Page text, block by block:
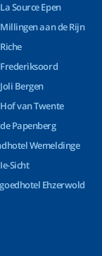
Source Epen
aan de Rijn
Bergen
van Twente
Papenberg
Wemeldinge
Sicht
Ehzerwold